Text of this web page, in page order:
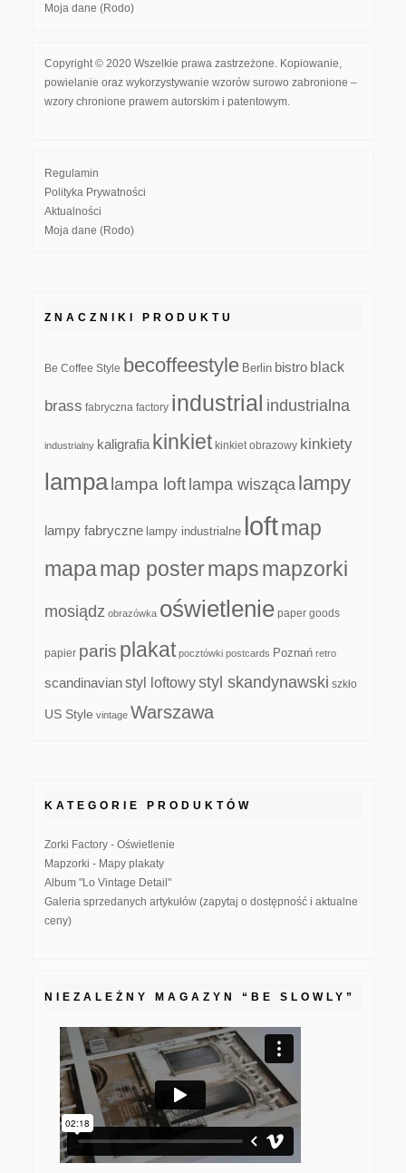
Moja dane (Rodo)
Copyright © 2020 Wszelkie prawa zastrzeżone. Kopiowanie,
powielanie oraz wykorzystywanie wzorów surowo zabronione –
wzory chronione prawem autorskim i patentowym.
Regulamin
Polityka Prywatności
Aktualności
Moja dane (Rodo)
ZNACZNIKI PRODUKTU
Be Coffee Style becoffeestyle Berlin bistro black
brass fabryczna factory industrial industrialna
industrialny kaligrafia kinkiet kinkiet obrazowy kinkiety
lampa lampa loft lampa wisząca lampy
lampy fabryczne lampy industrialne loftmap
mapamap postermapsmapzorki
mosiądz obrazówka oświetlenie paper goods
papier paris plakat pocztówki postcards Poznań retro
scandinavianstyl loftowystyl skandynawski szkło
US Style vintage Warszawa
KATEGORIE PRODUKTÓW
Zorki Factory - Oświetlenie
Mapzorki - Mapy plakaty
Album "Lo Vintage Detail"
Galeria sprzedanych artykułów (zapytaj o dostępność i aktualne
ceny)
NIEZALEŻNY MAGAZYN “BE SLOWLY”